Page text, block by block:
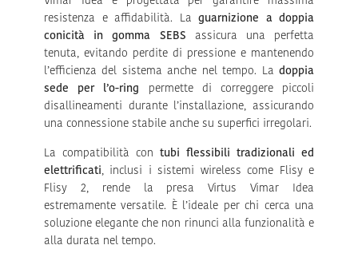
resistenza e affidabilità. La guarnizione a doppia
conicità in gomma SEBS assicura una perfetta
tenuta, evitando perdite di pressione e mantenendo
l’efficienza del sistema anche nel tempo. La doppia
sede per l’o-ring permette di correggere piccoli
disallineamenti durante l’installazione, assicurando
una connessione stabile anche su superfici irregolari.
La compatibilità con tubi flessibili tradizionali ed
elettrificati, inclusi i sistemi wireless come Flisy e
Flisy 2, rende la presa Virtus Vimar Idea
estremamente versatile. È l’ideale per chi cerca una
soluzione elegante che non rinunci alla funzionalità e
alla durata nel tempo.